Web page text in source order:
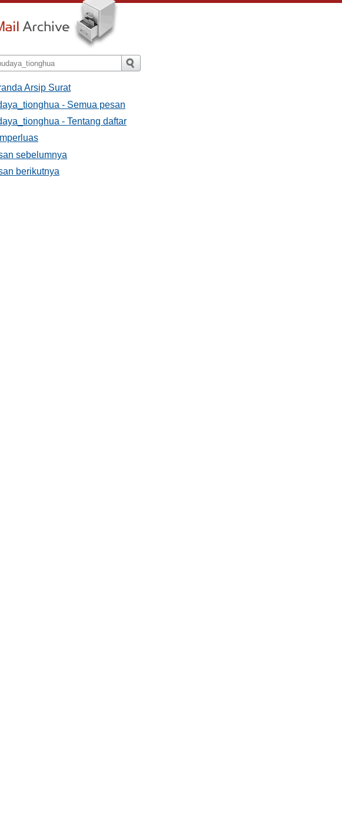
Arsip Surat
- Semua pesan
- Tentang daftar
sebelumnya
berikutnya